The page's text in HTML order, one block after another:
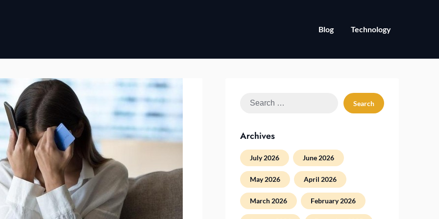
Blog Technology
Search
Archives
July 2026 June 2026
May 2026 April 2026
March 2026 February 2026